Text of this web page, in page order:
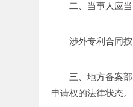
二、当事人应
涉外专利合同
三、地方备案
申请权的法律状态。